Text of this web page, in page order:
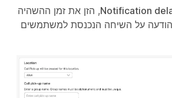
Notification, הזן את זמן ההשהיה
על השיחה הנכנסת למשתמשים